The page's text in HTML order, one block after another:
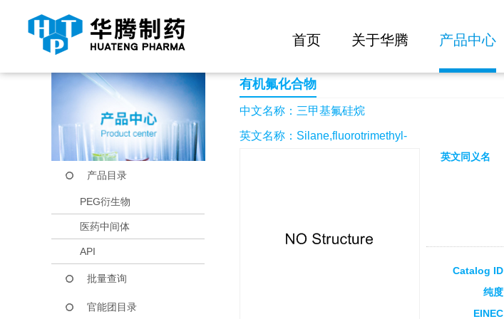
首页 关于华腾 产品中心
当前位置： 首页 产品中心
产品目录
PEG衍生物
医药中间体
API
批量查询
官能团目录
有机氟化合物
中文名称：三甲基氟硅烷
英文名称：Silane,fluorotrimethyl-
英文同义名
Catalog ID
纯度
EINEC